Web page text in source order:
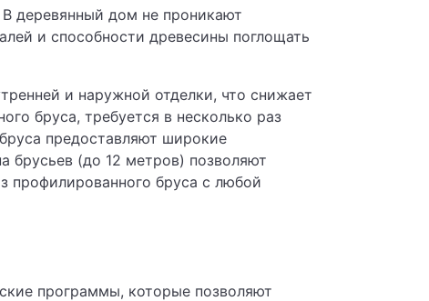
деревянный дом не проникают
и способности древесины поглощать
и наружной отделки, что снижает
бруса, требуется в несколько раз
предоставляют широкие
брусьев (до 12 метров) позволяют
профилированного бруса с любой
программы, которые позволяют